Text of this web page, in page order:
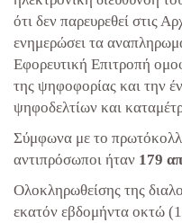
ότι δεν παρευρεθεί στις
ενημερώσει τα
Εφορευτική Επιτροπή
της ψηφοφορίας και την
ψηφοδελτίων και
Σύμφωνα με το
αντιπρόσωποι ήταν 179
Ολοκληρωθείσης της
εκατόν εβδομήντα οκτώ